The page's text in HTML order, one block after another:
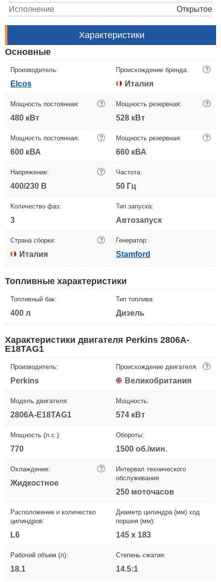
Исполнение
Открытое
Характеристики
Основные
Производитель:
Elcos
Происхождение бренда: ?
Италия
Мощность постоянная: ?
480 кВт
Мощность резервная: ?
528 кВт
Мощность постоянная: ?
600 кВА
Мощность резервная: ?
660 кВА
Напряжение: ?
400/230 В
Частота:
50 Гц
Количество фаз:
3
Тип запуска:
Автозапуск
Страна сборки: ?
Италия
Генератор:
Stamford
Топливные характеристики
Топливный бак:
400 л
Тип топлива:
Дизель
Характеристики двигателя Perkins 2806A-
E18TAG1
Производитель:
Perkins
Происхождение двигателя: ?
Великобритания
Модель двигателя:
2806A-E18TAG1
Мощность:
574 кВт
Мощность (л.с.):
770
Обороты:
1500 об./мин.
Охлаждение: ?
Жидкостное
Интервал технического
обслуживания
250 моточасов
Расположение и количество
цилиндров:
L6
Диаметр цилиндра (мм) ход
поршня (мм):
145 x 183
Рабочий объем (л):
18.1
Степень сжатия:
14.5:1